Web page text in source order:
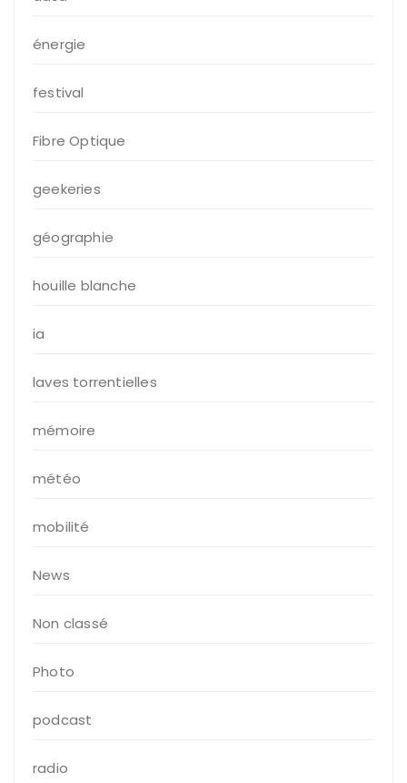
énergie
festival
Fibre Optique
geekeries
géographie
houille blanche
ia
laves torrentielles
mémoire
météo
mobilité
News
Non classé
Photo
podcast
radio